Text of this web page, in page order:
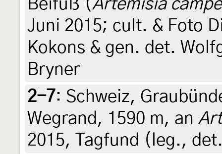
Beifuß (Artemisia
Juni 2015; cult. & Foto
Kokons & gen. det.
Bryner
2-7: Schweiz,
Wegrand, 1590 m, an
2015, Tagfund (leg.,